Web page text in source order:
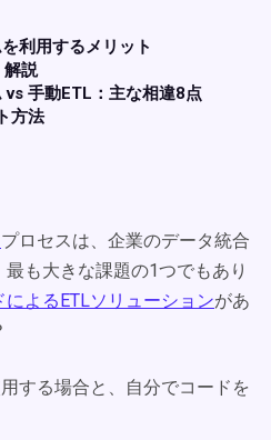
利用するメリット
解説
vs 手動ETL：主な相違8点
方法
プロセスは、企業のデータ統合
も大きな課題の1つでもあり
によるETLソリューションがあ
する場合と、自分でコードを